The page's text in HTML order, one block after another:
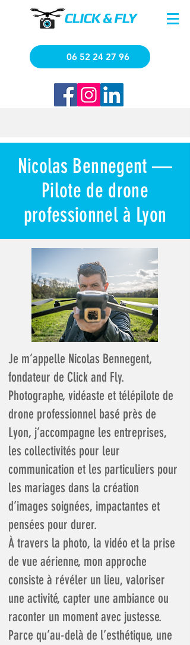
06 52 24 27 96
Nicolas Bennegent —
Pilote de drone
professionnel à Lyon
Je m’appelle Nicolas Bennegent,
fondateur de Click and Fly.
Photographe, vidéaste et télépilote de
drone professionnel basé près de
Lyon, j’accompagne les entreprises,
les collectivités pour leur
communication et les particuliers pour
les mariages dans la création
d’images soignées, impactantes et
pensées pour durer.
À travers la photo, la vidéo et la prise
de vue aérienne, mon approche
consiste à révéler un lieu, valoriser
une activité, capter une ambiance ou
raconter un moment avec justesse.
Parce qu’au-delà de l’esthétique, une